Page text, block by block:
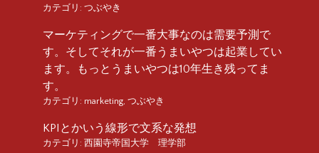
カテゴリ: つぶやき
マーケティングで一番大事なのは需要予測で
す。そしてそれが一番うまいやつは起業してい
ます。もっとうまいやつは10年生き残ってま
す。
カテゴリ: marketing, つぶやき
KPIとかいう線形で文系な発想
カテゴリ: 西園寺帝国大学 理学部